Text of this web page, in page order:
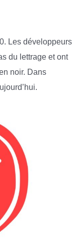
Les développeurs
du lettrage et ont
noir. Dans